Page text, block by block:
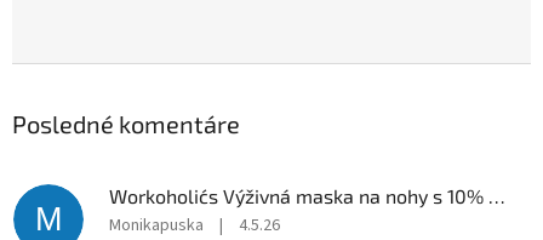
Posledné komentáre
M
Workoholic´s Výživná maska ​​na nohy s 10% ureou, mätou a glycerínom
Monikapuska |
4.5.26